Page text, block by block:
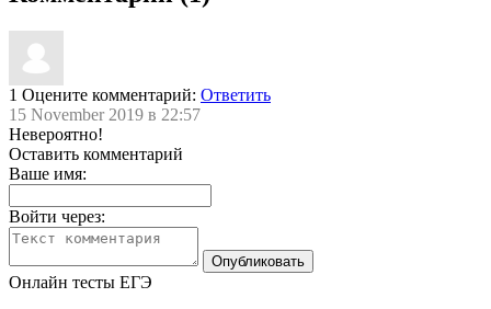
1 Оцените комментарий: Ответить
15 November 2019 в 22:57
Невероятно!
Оставить комментарий
Ваше имя:
Войти через:
Онлайн тесты ЕГЭ